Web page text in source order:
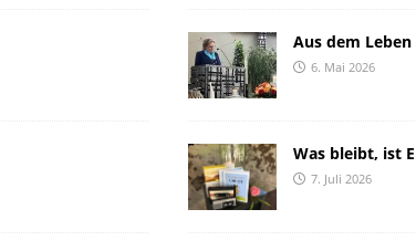
Aus dem
6. Mai 2026
Was bleibt, ist
7. Juli 2026